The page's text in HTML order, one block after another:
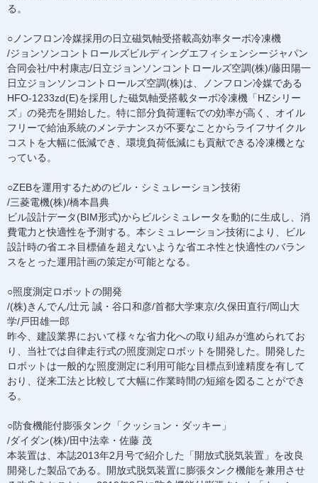
る。
○ノンフロン冷媒採用の日立磁気軸受搭載高効率ターボ冷凍機
/ジョンソンコントロールズビルディングエフィシェンシージャパン
合同会社/中村康志/日立ジョンソンコントロールズ空調(株)/藤田陽一
日立ジョンソンコントロールズ空調(株)は、ノンフロン冷媒である
HFO-1233zd(E)を採用した磁気軸受搭載ターボ冷凍機「HZシリー
ズ」の発売を開始した。特に部分負荷運転での効率が高く、オイル
フリーで給油系統のメンテナンスが不要なことからライフサイクル
コストを大幅に低減でき、環境負荷低減にも貢献できる冷凍機とな
っている。
○ZEBを運用するためのビル・シミュレーション技術
/三菱電機(株)/橋本昌典
ビル設計データ(BIM形式)からビルシミュレータを動的に生成し、消
費電力と快適性を予測する。本シミュレーション技術により、ビル
設計時の省エネ目標値を超えないような省エネ性と快適性のバラン
スをとった運用計画の策定が可能となる。
○照度測定ロボットの開発
/(株)きんでん/辻元 誠・谷口和彦/首都大学東京/久保田直行/岡山大
学/戸田雄一郎
昨今、建設業界において様々な省力化への取り組みが進められてお
り、当社では自律走行式の照度測定ロボットを開発した。開発した
ロボットは一般的な照度測定に利用可能な目標点到達精度を有して
おり、従来工法と比較して大幅に作業時間の短縮を図ることができ
る。
○防食機能付膨張タンク「クッション・ダッキー」
/ダイダン(株)/田中法幸・佐藤 茂
本装置は、本誌2013年2月号で紹介した「開放式脱気装置」を改良
開発した製品である。開放式脱気装置に膨張タンク機能を兼用させ